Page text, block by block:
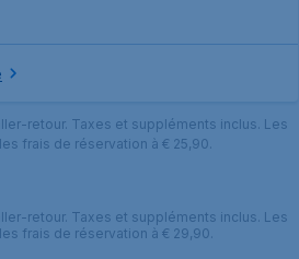
retour. Taxes et suppléments inclus. Les
frais de réservation à € 25,90.
retour. Taxes et suppléments inclus. Les
frais de réservation à € 29,90.